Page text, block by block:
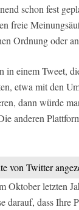
schon fest
freie
Ordnung oder
einem Tweet,
etwa mit den
dann würde
anderen
von Twitter
letzten
darauf, dass Ihre